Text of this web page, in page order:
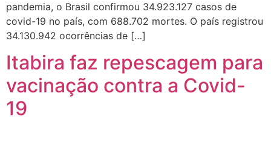
pandemia, o Brasil confirmou 34.923.127 casos de
covid-19 no país, com 688.702 mortes. O país registrou
34.130.942 ocorrências de […]
Itabira faz repescagem para
vacinação contra a Covid-
19